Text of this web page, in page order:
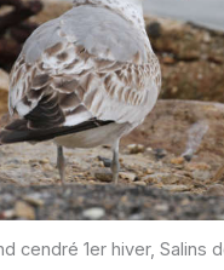
cendré 1er hiver, Salins